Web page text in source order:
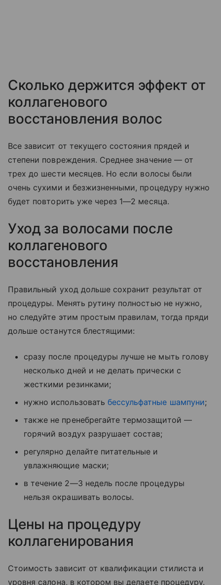
Сколько держится эффект от
коллагенового
восстановления волос
Все зависит от текущего состояния прядей и
степени повреждения. Среднее значение — от
трех до шести месяцев. Но если волосы были
очень сухими и безжизненными, процедуру нужно
будет повторить уже через 1—2 месяца.
Уход за волосами после
коллагенового
восстановления
Правильный уход дольше сохранит результат от
процедуры. Менять рутину полностью не нужно,
но следуйте этим простым правилам, тогда пряди
дольше останутся блестящими:
сразу после процедуры лучше не мыть голову
несколько дней и не делать прически с
жесткими резинками;
нужно использовать бессульфатные шампуни;
также не пренебрегайте термозащитой —
горячий воздух разрушает состав;
регулярно делайте питательные и
увлажняющие маски;
в течение 2—3 недель после процедуры
нельзя окрашивать волосы.
Цены на процедуру
коллагенирования
Стоимость зависит от квалификации стилиста и
уровня салона, в котором вы делаете процедуру.